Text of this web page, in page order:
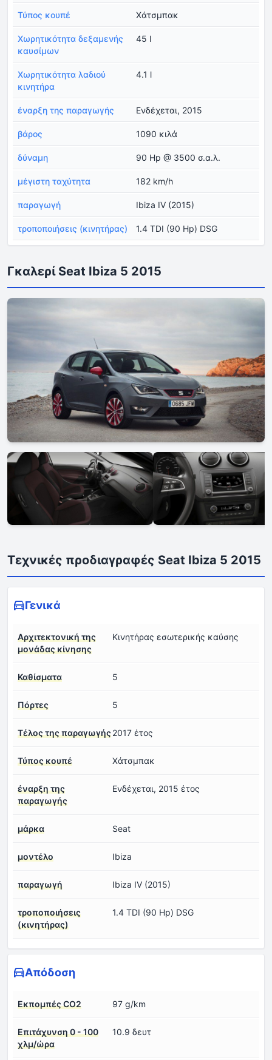
Τύπος κουπέ Χάτσμπακ
Χωρητικότητα δεξαμενής
καυσίμων
45 l
Χωρητικότητα λαδιού
κινητήρα
4.1 l
έναρξη της παραγωγής Ενδέχεται, 2015
βάρος 1090 κιλά
δύναμη 90 Hp @ 3500 σ.α.λ.
μέγιστη ταχύτητα 182 km/h
παραγωγή Ibiza IV (2015)
τροποποιήσεις (κινητήρας) 1.4 TDI (90 Hp) DSG
Γκαλερί Seat Ibiza 5 2015
Τεχνικές προδιαγραφές Seat Ibiza 5 2015
Γενικά
Αρχιτεκτονική της
μονάδας κίνησης
Κινητήρας εσωτερικής καύσης
Καθίσματα 5
Πόρτες 5
Τέλος της παραγωγής2017 έτος
Τύπος κουπέ Χάτσμπακ
έναρξη της
παραγωγής
Ενδέχεται, 2015 έτος
μάρκα Seat
μοντέλο Ibiza
παραγωγή Ibiza IV (2015)
τροποποιήσεις
(κινητήρας)
1.4 TDI (90 Hp) DSG
Απόδοση
Εκπομπές CO2 97 g/km
Επιτάχυνση 0 - 100
χλμ/ώρα
10.9 δευτ